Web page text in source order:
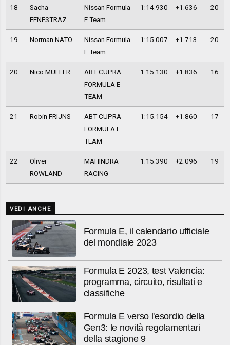
18
Sacha
FENESTRAZ
Nissan Formula
E Team
1:14.930 +1.636 20
19 Norman NATO
Nissan Formula
E Team
1:15.007 +1.713 20
20 Nico MÜLLER
ABT CUPRA
FORMULA E
TEAM
1:15.130 +1.836 16
21 Robin FRIJNS
ABT CUPRA
FORMULA E
TEAM
1:15.154 +1.860 17
22
Oliver
ROWLAND
MAHINDRA
RACING
1:15.390 +2.096 19
VEDI ANCHE
Formula E, il calendario ufficiale
del mondiale 2023
Formula E 2023, test Valencia:
programma, circuito, risultati e
classifiche
Formula E verso l'esordio della
Gen3: le novità regolamentari
della stagione 9